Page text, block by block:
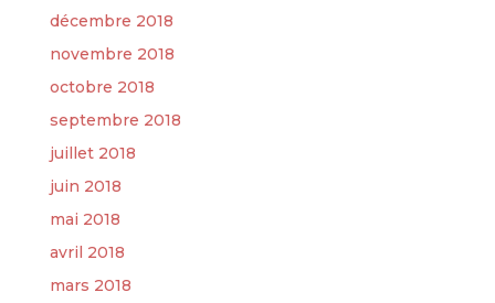
décembre 2018
novembre 2018
octobre 2018
septembre 2018
juillet 2018
juin 2018
mai 2018
avril 2018
mars 2018